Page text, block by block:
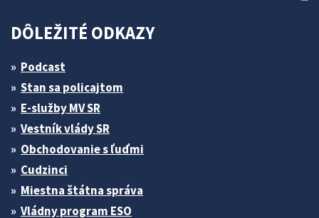
DÔLEŽITÉ ODKAZY
Podcast
Stan sa policajtom
E-služby MV SR
Vestník vlády SR
Obchodovanie s ľuďmi
Cudzinci
Miestna štátna správa
Vládny program ESO